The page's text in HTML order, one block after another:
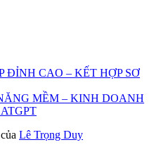
ĐỈNH CAO – KẾT HỢP SƠ
MỀM – KINH DOANH
Lê Trọng Duy